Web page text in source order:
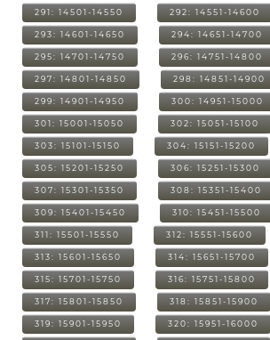
291: 14501-14550 292: 14551-14600
293: 14601-14650 294: 14651-14700
295: 14701-14750 296: 14751-14800
297: 14801-14850 298: 14851-14900
299: 14901-14950 300: 14951-15000
301: 15001-15050 302: 15051-15100
303: 15101-15150 304: 15151-15200
305: 15201-15250 306: 15251-15300
307: 15301-15350 308: 15351-15400
309: 15401-15450 310: 15451-15500
311: 15501-15550 312: 15551-15600
313: 15601-15650 314: 15651-15700
315: 15701-15750 316: 15751-15800
317: 15801-15850 318: 15851-15900
319: 15901-15950 320: 15951-16000